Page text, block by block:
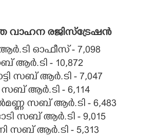
രജിസ്ട്രേഷൻ
ഓഫീസ് - 7,​098
ആർ.ടി - 10,​872
സബ് ആർ.ടി - 7,​047
ആർ.ടി - 6,​114
സബ് ആർ.ടി - 6,​483
സബ് ആർ.ടി - 9,​015
സബ് ആർ.ടി - 5,​313